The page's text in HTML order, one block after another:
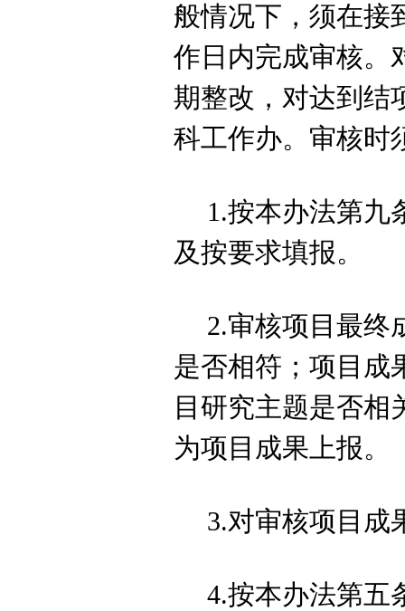
般情况下， 须在接
作日内完成审核。
期整改，对达到结
科工作办。审核时
1.按本办法第九
及按要求填报。
2.审核项目最终
是否相符；项目成
目研究主题是否相
为项目成果上报。
3.对审核项目成
4.按本办法第五